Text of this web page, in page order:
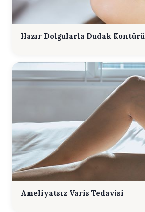
Hazır Dolgularla Dudak Kontürü
Ameliyatsız Varis Tedavisi